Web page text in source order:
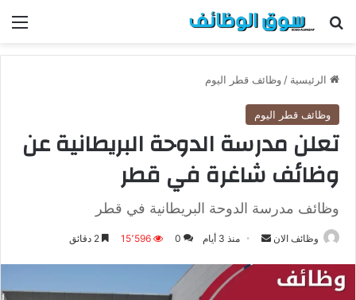
بحث عن
الرئيسية /وظائف قطر اليوم
وظائف قطر اليوم
تعلن مدرسة الدوحة البريطانية عن
وظائف شاغرة في قطر
وظائف مدرسة الدوحة البريطانية في قطر
وظائف الان منذ 3 أيام 0 15٬596